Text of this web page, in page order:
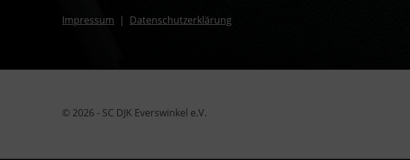
Impressum | Datenschutzerklärung
© 2026 - SC DJK Everswinkel e.V.